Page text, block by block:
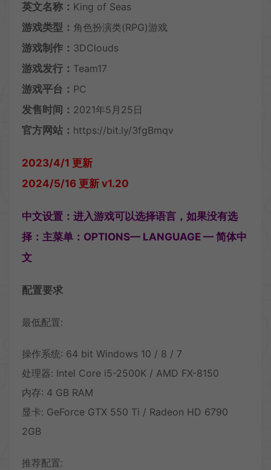
英文名称： King of Seas
游戏类型： 角色扮演类(RPG)游戏
游戏制作： 3DClouds
游戏发行： Team17
游戏平台： PC
发售时间： 2021年5月25日
官方网站： https://bit.ly/3fgBmqv
2023/4/1 更新
2024/5/16 更新 v1.20
中文设置：进入游戏可以选择语言，如果没有选
择：主菜单：OPTIONS— LANGUAGE — 简体中
文
配置要求
最低配置:
操作系统: 64 bit Windows 10 / 8 / 7
处理器: Intel Core i5-2500K / AMD FX-8150
内存: 4 GB RAM
显卡: GeForce GTX 550 Ti / Radeon HD 6790
2GB
推荐配置: